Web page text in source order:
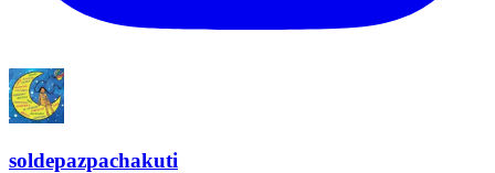
soldepazpachakuti